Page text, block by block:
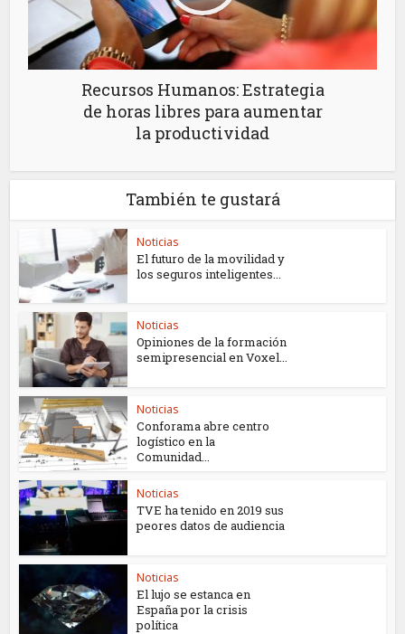
Recursos Humanos: Estrategia
de horas libres para aumentar
la productividad
También te gustará
Noticias
El futuro de la movilidad y
los seguros inteligentes...
Noticias
Opiniones de la formación
semipresencial en Voxel...
Noticias
Conforama abre centro
logístico en la
Comunidad...
Noticias
TVE ha tenido en 2019 sus
peores datos de audiencia
Noticias
El lujo se estanca en
España por la crisis
política